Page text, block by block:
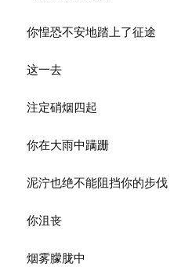
你惶恐不安地踏上了征途
这一去
注定硝烟四起
你在大雨中蹒跚
泥泞也绝不能阻挡你的步伐
你沮丧
烟雾朦胧中